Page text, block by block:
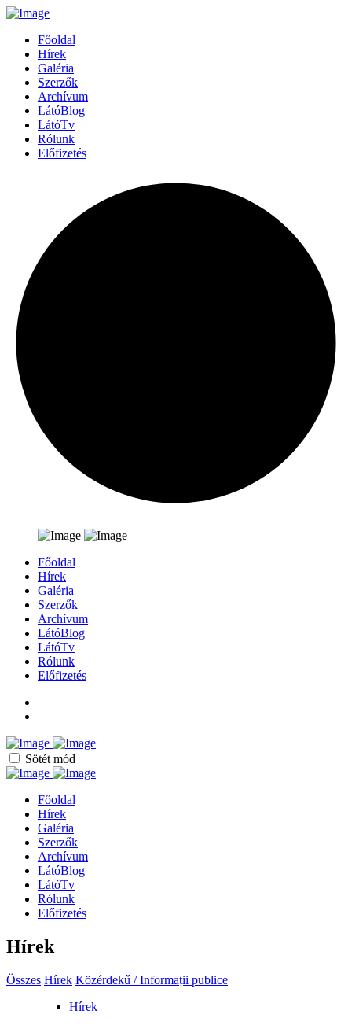
Főoldal
Hírek
Galéria
Szerzők
Archívum
LátóBlog
LátóTv
Rólunk
Előfizetés
Főoldal
Hírek
Galéria
Szerzők
Archívum
LátóBlog
LátóTv
Rólunk
Előfizetés
Sötét mód
Főoldal
Hírek
Galéria
Szerzők
Archívum
LátóBlog
LátóTv
Rólunk
Előfizetés
Hírek
Összes Hírek Közérdekű / Informații publice
Hírek